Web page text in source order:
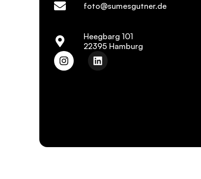
foto@sumesgutner.de
Heegbarg 101
22395 Hamburg